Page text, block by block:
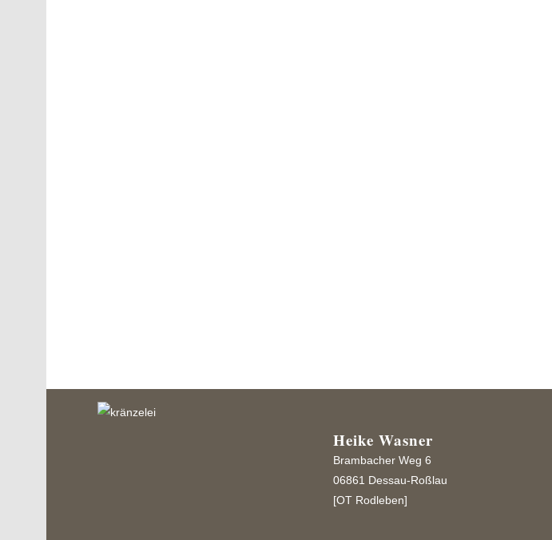
Heike Wasner
Brambacher Weg 6
06861 Dessau-Roßlau
[OT Rodleben]